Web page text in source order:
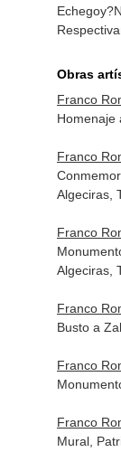
Obras
Franco
Homenaje
Franco
Algeciras,
Franco
Algeciras,
Franco
Busto a
Franco
Franco
Mural,